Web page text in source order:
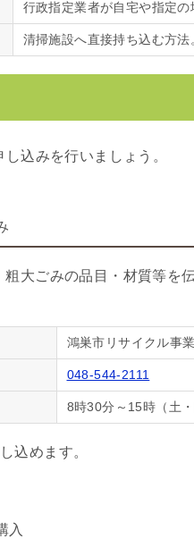
行政指定業者が自宅や指定の
清掃施設へ直接持ち込む方法
込みを行いましょう。
大ごみの品目・材質等を
鴻巣市リサイクル事
048-544-2111
8時30分～15時（土
込めます。
入